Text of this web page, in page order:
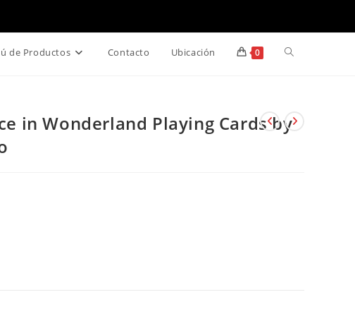
de Productos Contacto Ubicación 0 Alternar
de
in Wonderland Playing Cards by